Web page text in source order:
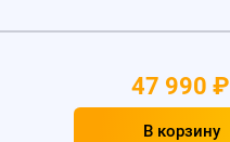
47 990 ₽
В корзину